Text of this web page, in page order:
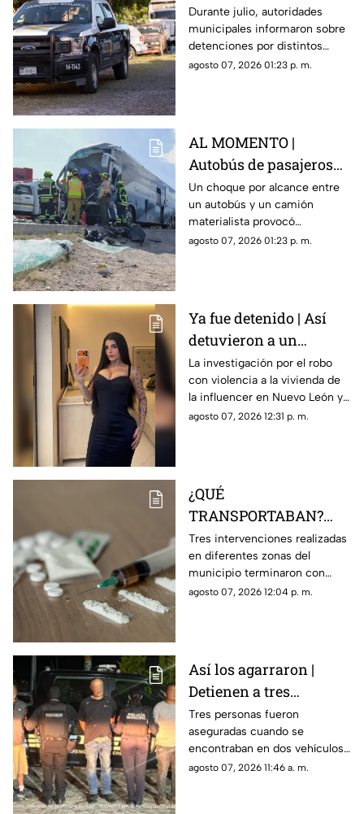
durante Julio en
Querétaro; estos fueron
los principales motivos
Durante julio, autoridades
municipales informaron sobre
detenciones por distintos
delitos y faltas administrativas.
agosto 07, 2026 01:23 p. m.
AL MOMENTO |
Autobús de pasajeros
sufr3 aparatoso choque
en la carretera 57
Un choque por alcance entre
un autobús y un camión
materialista provocó
afectaciones en la carretera
agosto 07, 2026 01:23 p. m.
Ya fue detenido | Así
detuvieron a un
presunto responsable
del robo a la casa de
Karely Ruiz
La investigación por el robo
con violencia a la vivienda de
la influencer en Nuevo León ya
tiene a un primer detenido.
agosto 07, 2026 12:31 p. m.
¿QUÉ
TRANSPORTABAN?
Tres personas son
detenidas en posesión
de estas sustancia en El
Marqués
Tres intervenciones realizadas
en diferentes zonas del
municipio terminaron con
personas aseguradas y
agosto 07, 2026 12:04 p. m.
Así los agarraron |
Detienen a tres
personas en Huimilpan
tras localizar presuntas
sustancias ilegales
Tres personas fueron
aseguradas cuando se
encontraban en dos vehículos;
durante la intervención fueron
agosto 07, 2026 11:46 a. m.